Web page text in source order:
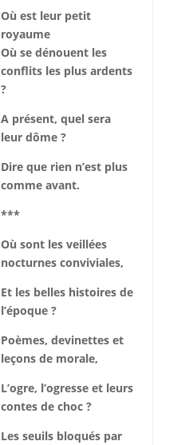
Où est leur petit
royaume
Où se dénouent les
conflits les plus ardents
?
A présent, quel sera
leur dôme ?
Dire que rien n’est plus
comme avant.
***
Où sont les veillées
nocturnes conviviales,
Et les belles histoires de
l’époque ?
Poèmes, devinettes et
leçons de morale,
L’ogre, l’ogresse et leurs
contes de choc ?
Les seuils bloqués par